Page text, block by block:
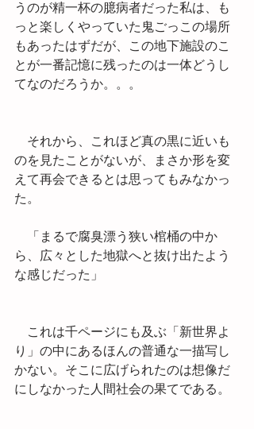
うのが精一杯の臆病者だった私は、も
っと楽しくやっていた鬼ごっこの場所
もあったはずだが、この地下施設のこ
とが一番記憶に残ったのは一体どうし
てなのだろうか。。。
それから、これほど真の黒に近いも
のを見たことがないが、まさか形を変
えて再会できるとは思ってもみなかっ
た。
「まるで腐臭漂う狭い棺桶の中か
ら、広々とした地獄へと抜け出たよう
な感じだった」
これは千ページにも及ぶ「新世界よ
り」の中にあるほんの普通な一描写し
かない。そこに広げられたのは想像だ
にしなかった人間社会の果てである。